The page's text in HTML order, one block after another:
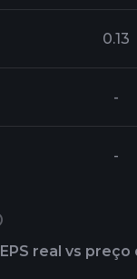
0.13
-
-
EPS real vs preço